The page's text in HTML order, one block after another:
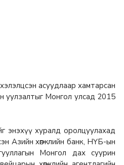
асуудлаар хамтарсан
уулзалтыг Монгол улсад 2015
энэхүү хуралд оролцуулахад
Азийн хөгжлийн банк, НҮБ-ын
Монгол дах суурин